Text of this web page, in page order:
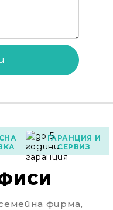
ГАРАНЦИЯ И
СЕРВИЗ
фирма,